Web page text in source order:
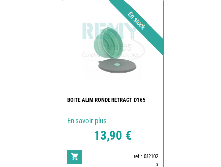
BOITE ALIM RONDE RETRACT D165
En savoir plus
13,90 €
ref : 082102
3